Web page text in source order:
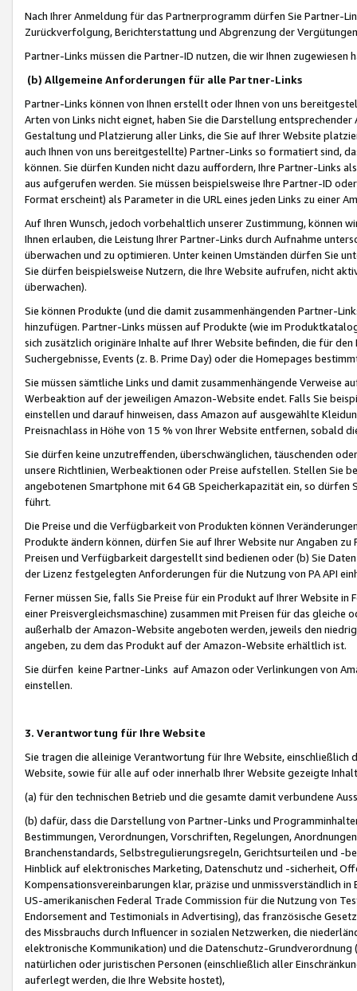
Nach Ihrer Anmeldung für das Partnerprogramm dürfen Sie Partner-
Zurückverfolgung, Berichterstattung und Abgrenzung der
Partner-Links müssen die Partner-ID nutzen, die wir Ihnen zugewiesen
(b) Allgemeine Anforderungen für alle Partner-Links
Partner-Links können von Ihnen erstellt oder Ihnen von uns
Arten von Links nicht eignet, haben Sie die Darstellung
Gestaltung und Platzierung aller Links, die Sie auf Ihrer Website
auch Ihnen von uns bereitgestellte) Partner-Links so formatiert sind,
können. Sie dürfen Kunden nicht dazu auffordern, Ihre Partner-Links
aus aufgerufen werden. Sie müssen beispielsweise Ihre Partner-ID
Format erscheint) als Parameter in die URL eines jeden Links zu einer
Auf Ihren Wunsch, jedoch vorbehaltlich unserer Zustimmung, können
Ihnen erlauben, die Leistung Ihrer Partner-Links durch Aufnahme
überwachen und zu optimieren. Unter keinen Umständen dürfen Sie
Sie dürfen beispielsweise Nutzern, die Ihre Website aufrufen, nicht
überwachen).
Sie können Produkte (und die damit zusammenhängenden Partner-
hinzufügen. Partner-Links müssen auf Produkte (wie im
sich zusätzlich originäre Inhalte auf Ihrer Website befinden, die für
Suchergebnisse, Events (z. B. Prime Day) oder die Homepages
Sie müssen sämtliche Links und damit zusammenhängende
Werbeaktion auf der jeweiligen Amazon-Website endet. Falls Sie
einstellen und darauf hinweisen, dass Amazon auf ausgewählte
Preisnachlass in Höhe von 15 % von Ihrer Website entfernen, sobald
Sie dürfen keine unzutreffenden, überschwänglichen, täuschenden
unsere Richtlinien, Werbeaktionen oder Preise aufstellen. Stellen Sie
angebotenen Smartphone mit 64 GB Speicherkapazität ein, so dürfen
führt.
Die Preise und die Verfügbarkeit von Produkten können
Produkte ändern können, dürfen Sie auf Ihrer Website nur Angaben
Preisen und Verfügbarkeit dargestellt sind bedienen oder (b) Sie
der Lizenz festgelegten Anforderungen für die Nutzung von PA API
Ferner müssen Sie, falls Sie Preise für ein Produkt auf Ihrer Website
einer Preisvergleichsmaschine) zusammen mit Preisen für das
außerhalb der Amazon-Website angeboten werden, jeweils den
angeben, zu dem das Produkt auf der Amazon-Website erhältlich ist.
Sie dürfen keine Partner-Links auf Amazon oder Verlinkungen von
einstellen.
3. Verantwortung für Ihre Website
Sie tragen die alleinige Verantwortung für Ihre Website,
Website, sowie für alle auf oder innerhalb Ihrer Website gezeigte
(a) für den technischen Betrieb und die gesamte damit verbundene
(b) dafür, dass die Darstellung von Partner-Links und
Bestimmungen, Verordnungen, Vorschriften, Regelungen,
Branchenstandards, Selbstregulierungsregeln, Gerichtsurteilen und -
Hinblick auf elektronisches Marketing, Datenschutz und -sicherheit,
Kompensationsvereinbarungen klar, präzise und unmissverständlich
US-amerikanischen Federal Trade Commission für die Nutzung von
Endorsement and Testimonials in Advertising), das französische
des Missbrauchs durch Influencer in sozialen Netzwerken, die
elektronische Kommunikation) und die Datenschutz-
natürlichen oder juristischen Personen (einschließlich aller
auferlegt werden, die Ihre Website hostet),